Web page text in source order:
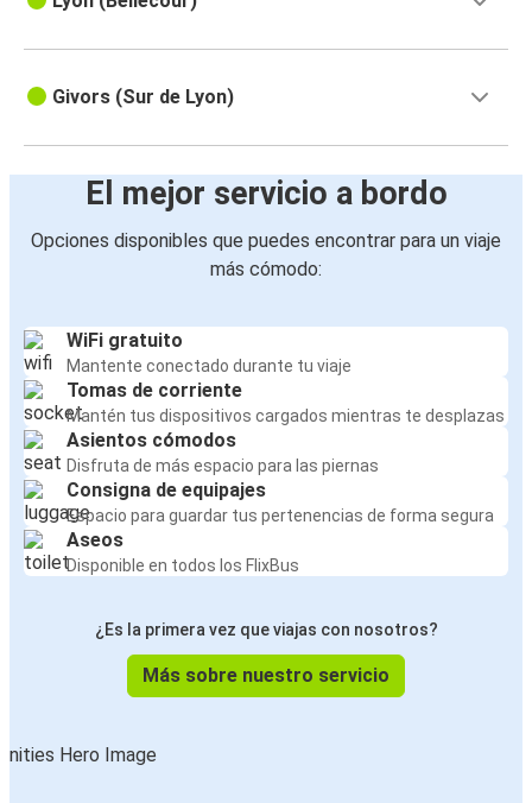
Givors (Sur de Lyon)
El mejor servicio a bordo
Opciones disponibles que puedes encontrar para un viaje
más cómodo:
WiFi gratuito
Mantente conectado durante tu viaje
Tomas de corriente
Mantén tus dispositivos cargados mientras te desplazas
Asientos cómodos
Disfruta de más espacio para las piernas
Consigna de equipajes
Espacio para guardar tus pertenencias de forma segura
Aseos
Disponible en todos los FlixBus
¿Es la primera vez que viajas con nosotros?
Más sobre nuestro servicio